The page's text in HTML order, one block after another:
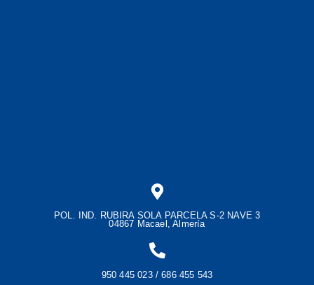
POL. IND. RUBIRA SOLA PARCELA S-2 NAVE 3
04867 Macael, Almería
950 445 023 / 686 455 543